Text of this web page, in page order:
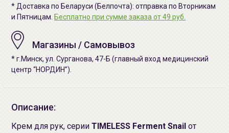
* Доставка по Беларуси (Белпочта): отправка по Вторникам
и Пятницам. Бесплатно при сумме заказа от 49 руб.
Магазины / Самовывоз
* г.Минск, ул. Сурганова, 47-Б (главный вход медицинский
центр “НОРДИН”).
Описание:
Крем для рук, серии TIMELESS Ferment Snail от